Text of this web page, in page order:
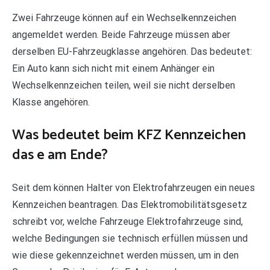
Zwei Fahrzeuge können auf ein Wechselkennzeichen
angemeldet werden. Beide Fahrzeuge müssen aber
derselben EU-Fahrzeugklasse angehören. Das bedeutet:
Ein Auto kann sich nicht mit einem Anhänger ein
Wechselkennzeichen teilen, weil sie nicht derselben
Klasse angehören.
Was bedeutet beim KFZ Kennzeichen
das e am Ende?
Seit dem können Halter von Elektrofahrzeugen ein neues
Kennzeichen beantragen. Das Elektromobilitätsgesetz
schreibt vor, welche Fahrzeuge Elektrofahrzeuge sind,
welche Bedingungen sie technisch erfüllen müssen und
wie diese gekennzeichnet werden müssen, um in den